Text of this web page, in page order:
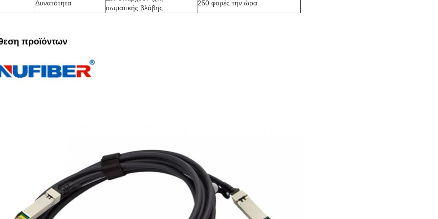
Δυνατότητα
σωματικής βλάβης.
250 φορές την ώρα
προϊόντων